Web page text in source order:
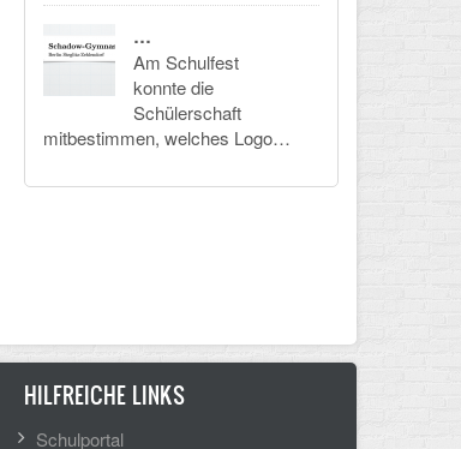
…
Am Schulfest
konnte die
Schülerschaft
mitbestimmen, welches Logo…
HILFREICHE LINKS
Schulportal